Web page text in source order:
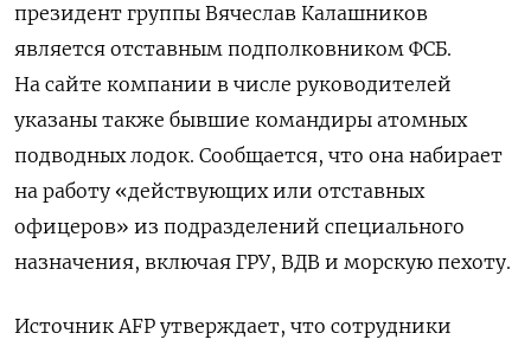
президент группы Вячеслав Калашников
является отставным подполковником ФСБ.
На сайте компании в числе руководителей
указаны также бывшие командиры атомных
подводных лодок. Сообщается, что она набирает
на работу «действующих или отставных
офицеров» из подразделений специального
назначения, включая ГРУ, ВДВ и морскую пехоту.
Источник AFP утверждает, что сотрудники